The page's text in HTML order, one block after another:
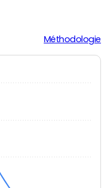
Méthodologie